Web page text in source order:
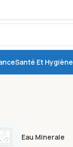
Santé Et Hygiène
Eau Minerale